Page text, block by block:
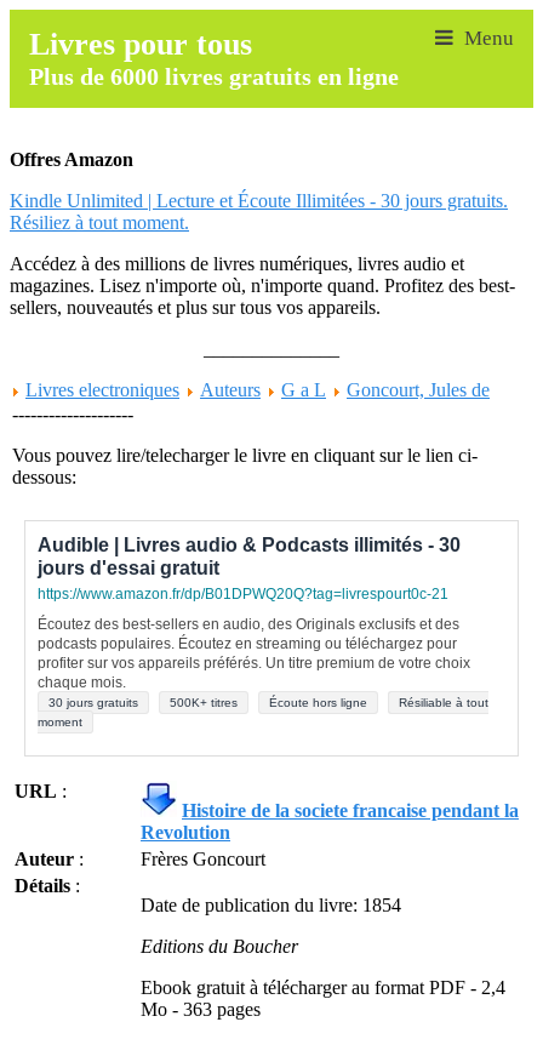
Livres pour tous
Plus de 6000 livres gratuits en ligne
Offres Amazon
Kindle Unlimited | Lecture et Écoute Illimitées - 30 jours gratuits.
Résiliez à tout moment.
Accédez à des millions de livres numériques, livres audio et
magazines. Lisez n'importe où, n'importe quand. Profitez des best-
sellers, nouveautés et plus sur tous vos appareils.
Livres electroniques
Auteurs G a L
Goncourt, Jules de
--------------------
Vous pouvez lire/telecharger le livre en cliquant sur le lien ci-
dessous:
Audible | Livres audio & Podcasts illimités - 30
jours d'essai gratuit
https://www.amazon.fr/dp/B01DPWQ20Q?tag=livrespourt0c-21
Écoutez des best-sellers en audio, des Originals exclusifs et des
podcasts populaires. Écoutez en streaming ou téléchargez pour
profiter sur vos appareils préférés. Un titre premium de votre choix
chaque mois.
30 jours gratuits 500K+ titres Écoute hors ligne
Résiliable à tout
moment
URL :
Histoire de la societe francaise pendant la
Revolution
Auteur :
Frères Goncourt
Détails :
Date de publication du livre: 1854
Editions du Boucher
Ebook gratuit à télécharger au format PDF - 2,4
Mo - 363 pages